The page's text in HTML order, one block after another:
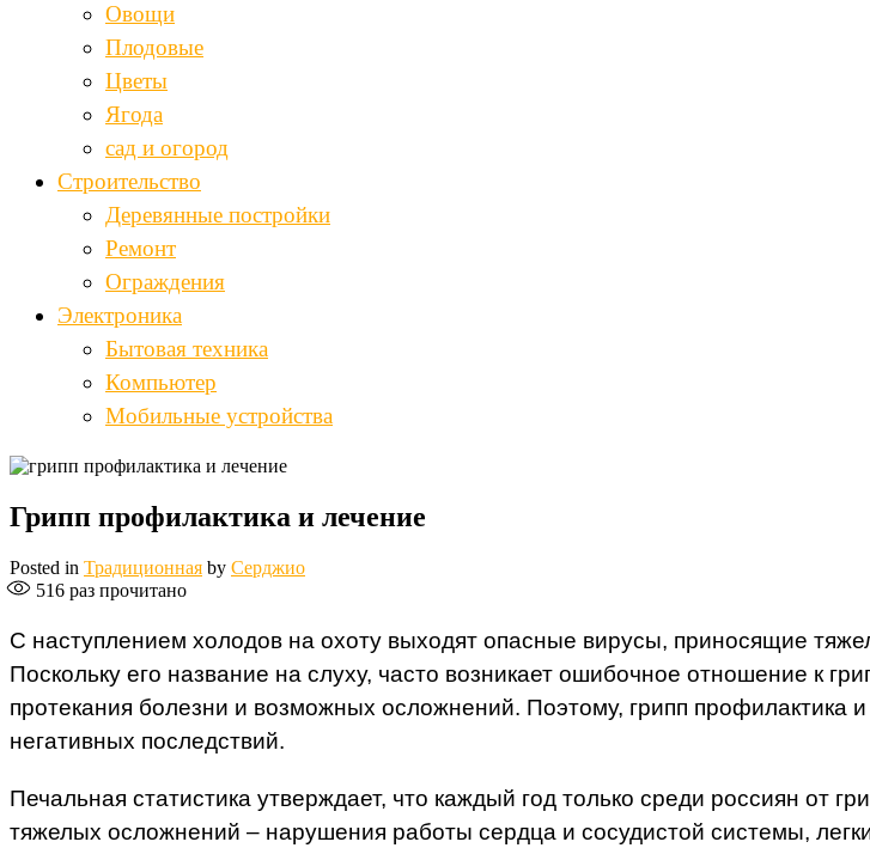
Овощи
Плодовые
Цветы
Ягода
сад и огород
Строительство
Деревянные постройки
Ремонт
Ограждения
Электроника
Бытовая техника
Компьютер
Мобильные устройства
Грипп профилактика и лечение
Posted in Традиционная by Серджио
516 раз прочитано
С наступлением холодов на охоту выходят опасные вирусы, приносящие
Поскольку его название на слуху, часто возникает ошибочное отношение к
протекания болезни и возможных осложнений. Поэтому, грипп профилактика
негативных последствий.
Печальная статистика утверждает, что каждый год только среди россиян от
тяжелых осложнений – нарушения работы сердца и сосудистой системы,